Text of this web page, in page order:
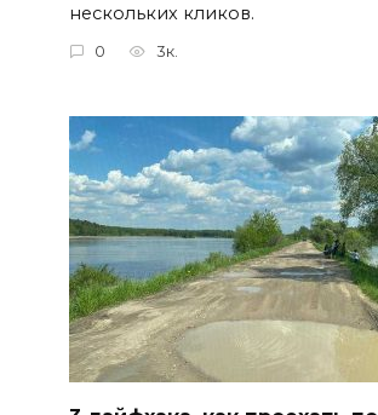
нескольких кликов.
0 3к.